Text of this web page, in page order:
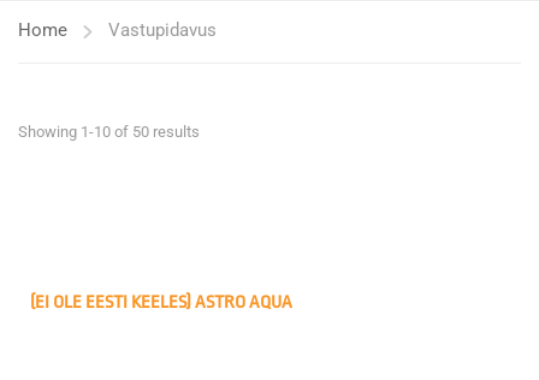
Home Vastupidavus
Showing 1-10 of 50 results
(EI OLE EESTI KEELES) ASTRO AQUA